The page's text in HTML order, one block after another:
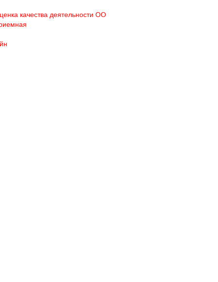
качества деятельности ОО